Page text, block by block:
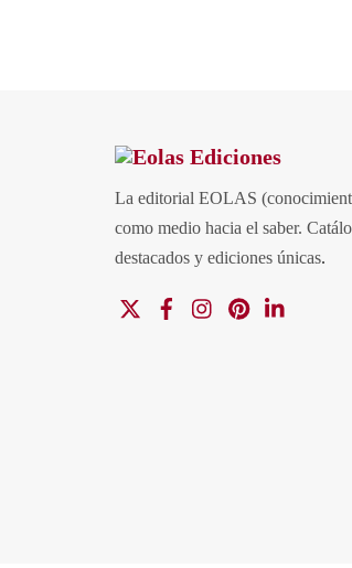
La editorial EOLAS
como medio hacia el saber.
destacados y ediciones únicas.
FacebookInstagramPinterest